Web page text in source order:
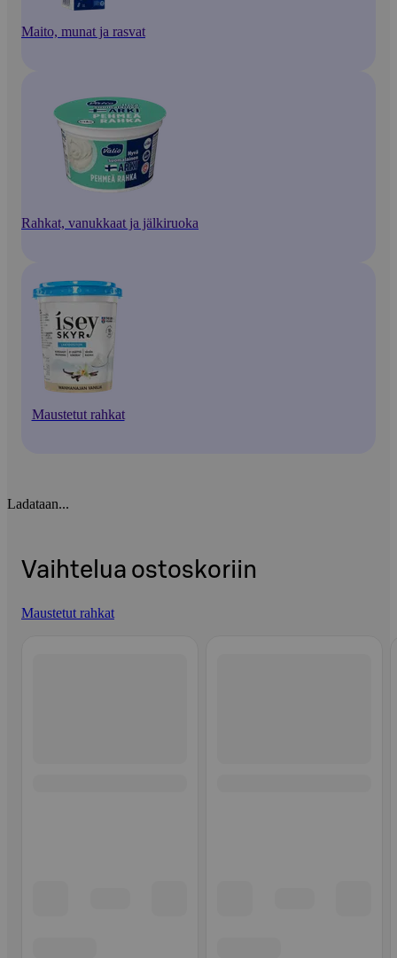
Maito, munat ja rasvat
Rahkat, vanukkaat ja jälkiruoka
Maustetut rahkat
Ladataan...
Vaihtelua ostoskoriin
Maustetut rahkat